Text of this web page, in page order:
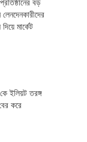
মার্কেট
ইলিয়ট তরঙ্গ
করে